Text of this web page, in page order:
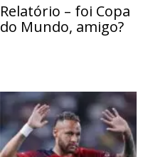
Relatório – foi Copa
do Mundo, amigo?